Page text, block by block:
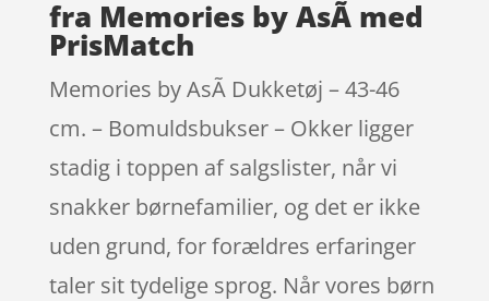
fra Memories by AsÃ­ med
PrisMatch
Memories by AsÃ­ Dukketøj – 43-46
cm. – Bomuldsbukser – Okker ligger
stadig i toppen af salgslister, når vi
snakker børnefamilier, og det er ikke
uden grund, for forældres erfaringer
taler sit tydelige sprog. Når vores børn